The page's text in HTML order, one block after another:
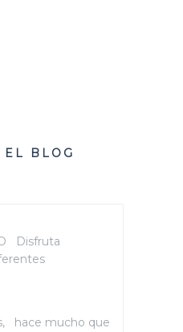
BLOG
Disfruta
hace mucho que